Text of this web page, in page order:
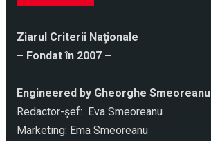
Ziarul Criterii Naţionale
– Fondat în 2007 –
Engineered by Gheorghe Smeoreanu
Redactor-şef: Eva Smeoreanu
Marketing: Ema Smeoreanu